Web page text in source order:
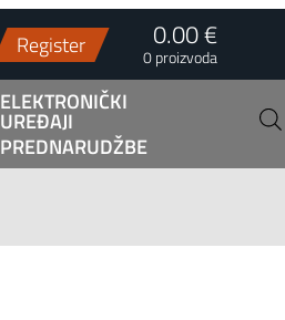
Register 0.00 €
0 proizvoda
ELEKTRONIČKI
UREĐAJI
PREDNARUDŽBE